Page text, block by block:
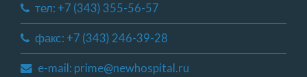
тел: +7 (343) 355-56-57
факс: +7 (343) 246-39-28
e-mail: prime@newhospital.ru